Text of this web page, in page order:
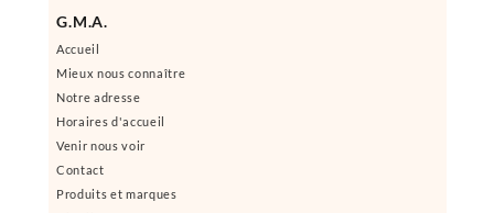
G.M.A.
Accueil
Mieux nous connaître
Notre adresse
Horaires d'accueil
Venir nous voir
Contact
Produits et marques